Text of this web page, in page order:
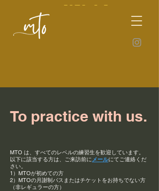
To practice with us.
MTO は、すべてのレベルの練習生を歓迎しています。
以下に該当する方は、ご来訪前にメールにてご連絡くだ
さい。
1）MTOが初めての方
2）MTOの月謝制パスまたはチケットをお持ちでない方
（非レギュラーの方）